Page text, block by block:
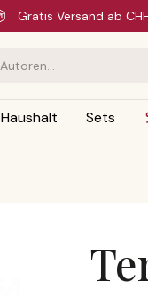
Schnelle Lieferung
Haushalt Sets